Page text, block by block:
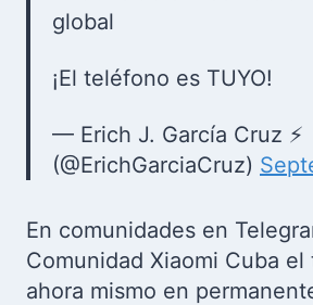
global
¡El teléfono es TUYO!
— Erich J. García Cruz ⚡
(@ErichGarciaCruz)
En comunidades en
Comunidad Xiaomi Cuba el
ahora mismo en